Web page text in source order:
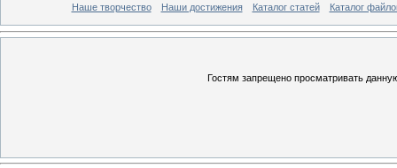
Наше творчество
Наши достижения Каталог статей Каталог
Гостям запрещено просматривать